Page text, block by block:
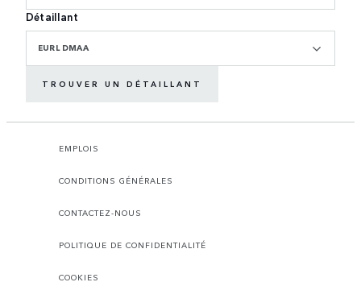
Détaillant
EURL DMAA
TROUVER UN DÉTAILLANT
EMPLOIS
CONDITIONS GÉNÉRALES
CONTACTEZ-NOUS
POLITIQUE DE CONFIDENTIALITÉ
COOKIES